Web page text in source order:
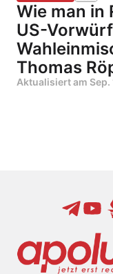
Wie man in
US-
Thomas
Aktualisiert am